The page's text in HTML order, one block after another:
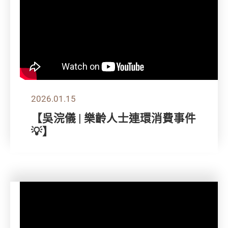
2026.01.15
【吳浣儀 | 樂齡人士連環消費事件
💡】